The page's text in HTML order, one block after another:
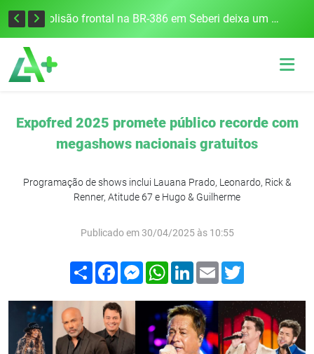
União Frederiquense vence o Gramadense fora de casa e assume a terceira posição na Divisão de Acesso Colisão frontal na BR-386 em Seberi deixa um morto e quatro feridos
Expofred 2025 promete público recorde com
megashows nacionais gratuitos
Programação de shows inclui Lauana Prado, Leonardo, Rick &
Renner, Atitude 67 e Hugo & Guilherme
Publicado em 30/04/2025 às 10:55
Compartilhar
FacebookMessenger
WhatsApp
LinkedIn
Email